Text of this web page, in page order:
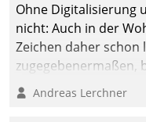
Ohne Digitalisierung
nicht: Auch in der
Zeichen daher schon
zugegebenermaßen,
Branchen.
Andreas Lerchner